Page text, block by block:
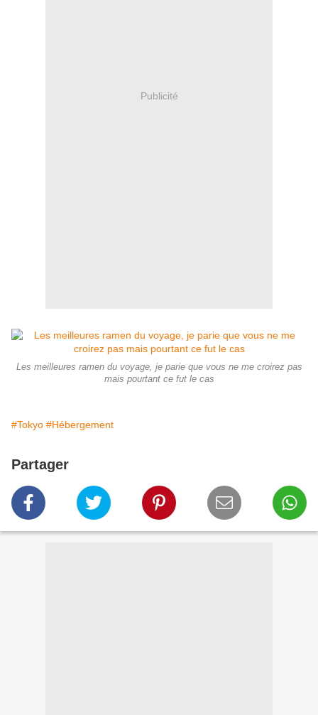
Publicité
Les meilleures ramen du voyage, je parie que vous ne me croirez pas
mais pourtant ce fut le cas
#Tokyo #Hébergement
Partager